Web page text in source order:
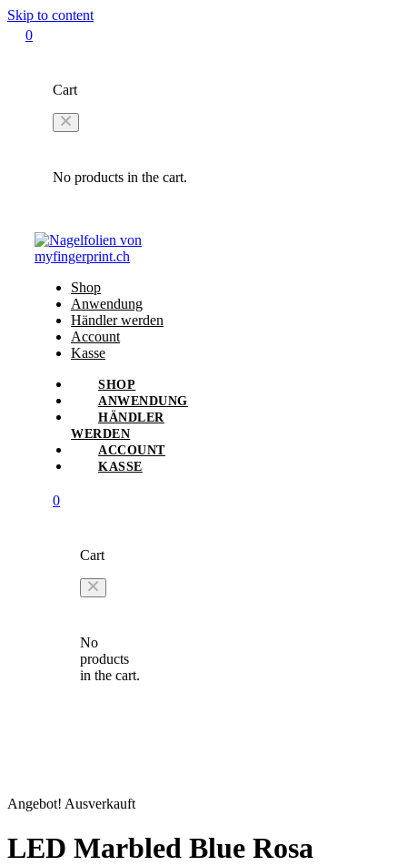
Skip to content
0
Cart
No products in the cart.
Shop
Anwendung
Händler werden
Account
Kasse
SHOP
ANWENDUNG
HÄNDLER
WERDEN
ACCOUNT
KASSE
0
Cart
No
products
in the cart.
Angebot! Ausverkauft
LED Marbled Blue Rosa